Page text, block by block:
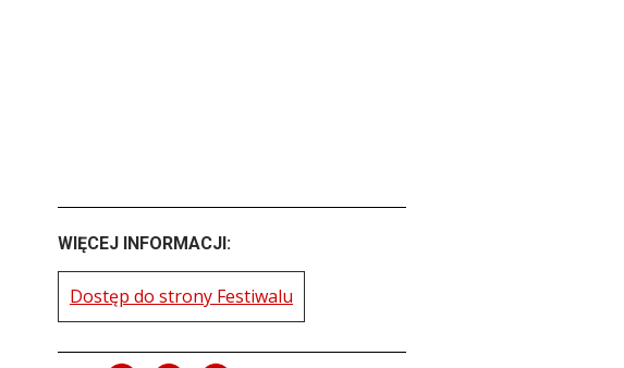
WIĘCEJ INFORMACJI:
Dostęp do strony Festiwalu